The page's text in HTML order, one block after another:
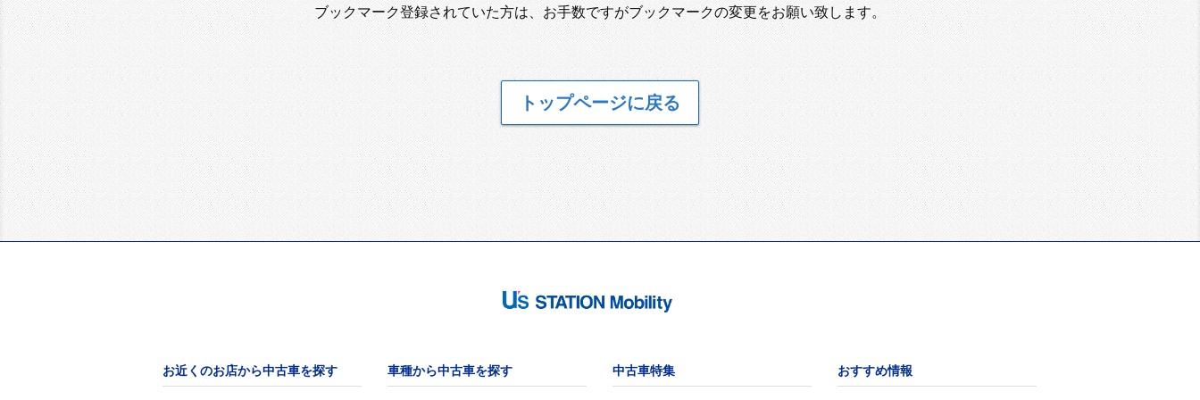
ブックマーク登録されていた方は、お手数ですがブックマークの変更をお願い致します。
トップページに戻る
お近くのお店から中古車を探す 車種から中古車を探す 中古車特集 おすすめ情報